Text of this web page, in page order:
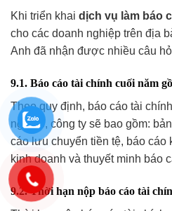
Khi triển khai dịch vụ làm báo
cho các doanh nghiệp trên địa
Anh đã nhận được nhiều câu
9.1. Báo cáo tài chính cuối năm
Theo quy định, báo cáo tài
nghiệp, công ty sẽ bao gồm:
cáo lưu chuyển tiền tệ, báo cáo
kinh doanh và thuyết minh báo
9.2. Thời hạn nộp báo cáo tài